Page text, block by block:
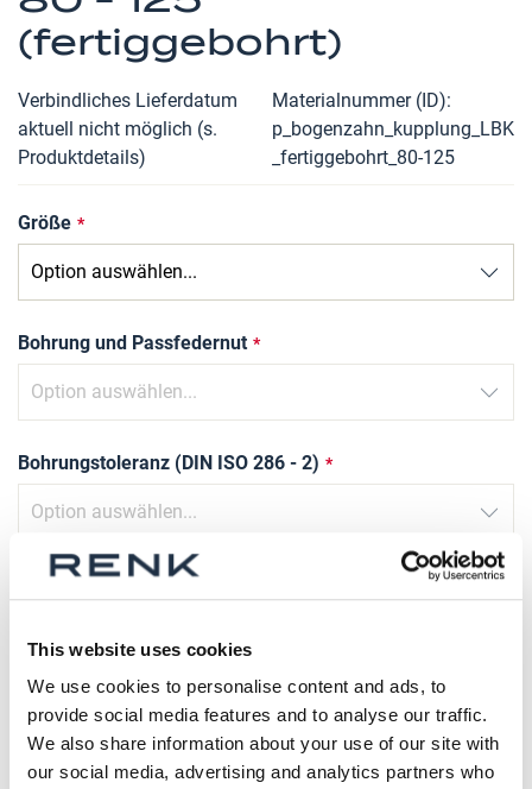
This website uses cookies
We use cookies to personalise content and ads, to
provide social media features and to analyse our traffic.
We also share information about your use of our site with
our social media, advertising and analytics partners who
(fertiggebohrt)
Verbindliches Lieferdatum
aktuell nicht möglich (s.
Produktdetails)
Materialnummer (ID)
p_bogenzahn_kupplung_LBK
_fertiggebohrt_80-125
Größe
Bohrung und Passfedernut
Bohrungstoleranz (DIN ISO 286 - 2)
Nutbreite Toleranz
Wuchtgüte